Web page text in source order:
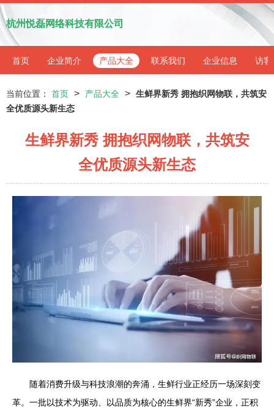
杭州悦磊网络科技有限公司
首页 企业简介 产品大全 联系我们 企业信息 访客
当前位置： 首页 > 产品大全 > 生鲜界新秀 拥抱织网物联，共筑安
全优质源头新生态
生鲜界新秀 拥抱织网物联，共筑安
全优质源头新生态
随着消费升级与科技浪潮的奔涌，生鲜行业正经历一场深刻变
革。一批以技术为驱动、以品质为核心的生鲜界“新秀”企业，正积